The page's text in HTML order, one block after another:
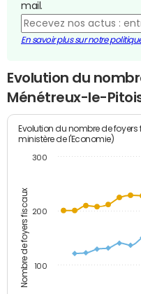
mail.
En savoir plus sur notre
Evolution du
Ménétreux-le-
Nombre de foyers fiscaux
Evolution du nombre de foyers
ministère de l'Economie)
100
200
300